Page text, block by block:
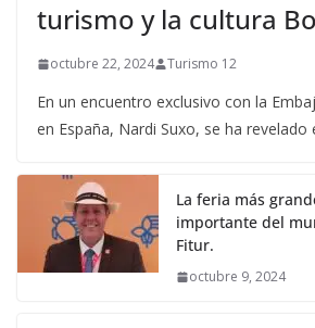
turismo y la cultura
octubre 22, 2024 Turismo 12
En un encuentro exclusivo con la
en España, Nardi Suxo, se ha revelado
La feria más
importante del
Fitur.
octubre 9, 2024